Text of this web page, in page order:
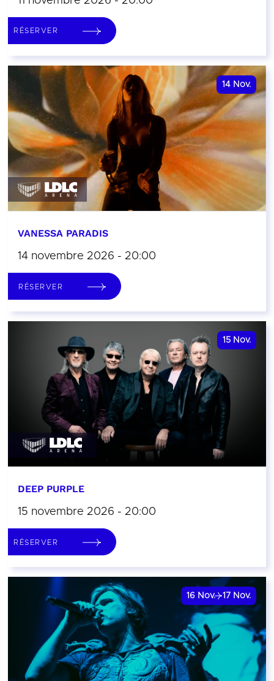
RÉSERVER
14 Nov.
VANESSA PARADIS
14 novembre 2026 - 20:00
RÉSERVER
15 Nov.
DEEP PURPLE
15 novembre 2026 - 20:00
RÉSERVER
16 Nov. 17 Nov.